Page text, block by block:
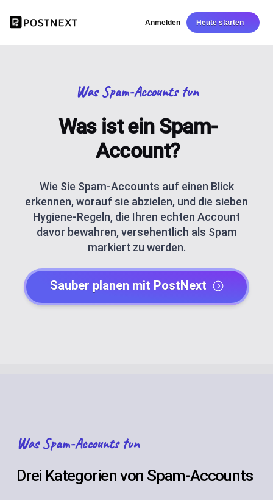
Anmelden Heute starten
Was Spam-Accounts tun
Was ist ein Spam-
Account?
Wie Sie Spam-Accounts auf einen Blick
erkennen, worauf sie abzielen, und die sieben
Hygiene-Regeln, die Ihren echten Account
davor bewahren, versehentlich als Spam
markiert zu werden.
Sauber planen mit PostNext
Was Spam-Accounts tun
Drei Kategorien von Spam-Accounts